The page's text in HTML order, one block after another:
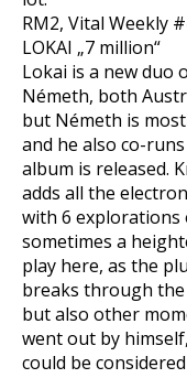
RM2, Vital Weekly
LOKAI „7 million“
Lokai is a new duo
Németh, both
but Németh is
and he also co-
album is released.
adds all the
with 6 explorations
sometimes a
play here, as the
breaks through the
but also other
went out by
could be